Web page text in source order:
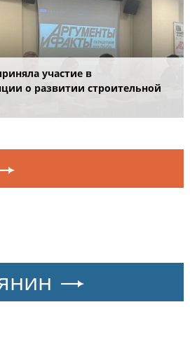
участие в
о развитии строительной